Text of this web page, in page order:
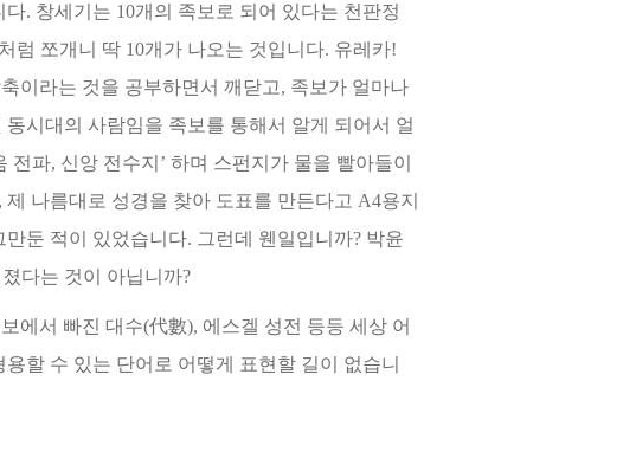
. 창세기는 10개의 족보로 되어 있다는 천판정
럼 쪼개니 딱 10개가 나오는 것입니다. 유레카!
이라는 것을 공부하면서 깨닫고, 족보가 얼마나
시대의 사람임을 족보를 통해서 알게 되어서 얼
파, 신앙 전수지’ 하며 스펀지가 물을 빨아들이
나름대로 성경을 찾아 도표를 만든다고 A4용지
둔 적이 있었습니다. 그런데 웬일입니까? 박윤
다는 것이 아닙니까?
에서 빠진 대수(代數), 에스겔 성전 등등 세상 어
할 수 있는 단어로 어떻게 표현할 길이 없습니